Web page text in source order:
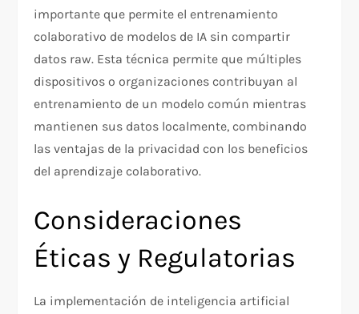
importante que permite el entrenamiento
colaborativo de modelos de IA sin compartir
datos raw. Esta técnica permite que múltiples
dispositivos o organizaciones contribuyan al
entrenamiento de un modelo común mientras
mantienen sus datos localmente, combinando
las ventajas de la privacidad con los beneficios
del aprendizaje colaborativo.
Consideraciones
Éticas y Regulatorias
La implementación de inteligencia artificial